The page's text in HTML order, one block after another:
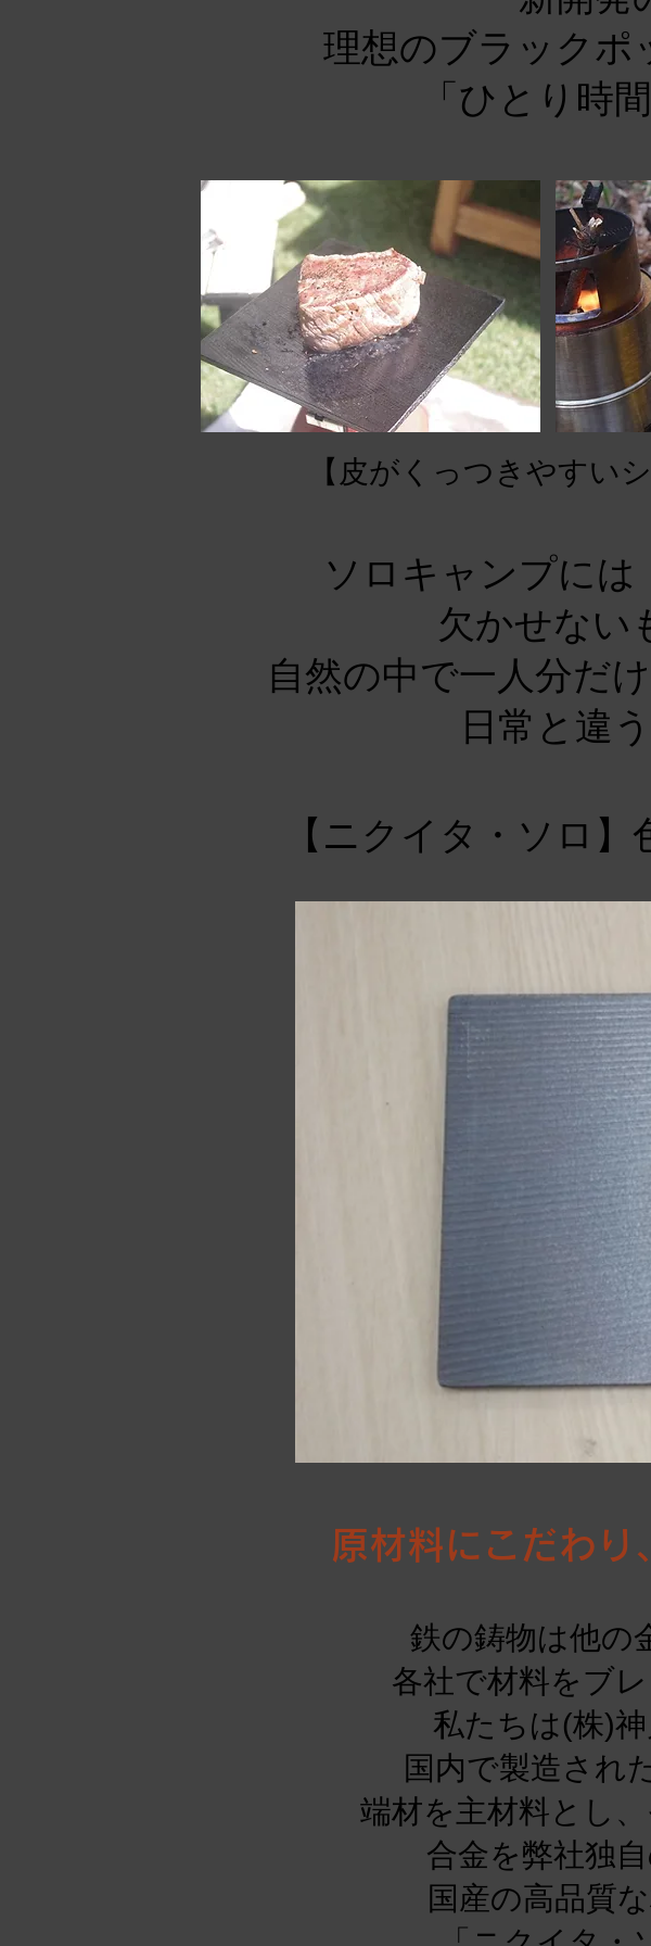
理想のブラックポ
「ひとり時
【皮がくっつきやすい
ソロキャンプには
欠かせない
自然の中で一人分だ
日常と違
【ニクイタ・ソロ
原材料にこだわり
鉄の鋳物は他の
各社で材料をブ
私たちは(株)神
国内で製造され
端材を主材料とし
合金を弊社独
国産の高品質